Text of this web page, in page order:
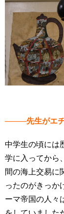
────先生がエ
中学生の頃には
学に入ってから
間の海上交易に
ったのがきっか
ーマ帝国の人々